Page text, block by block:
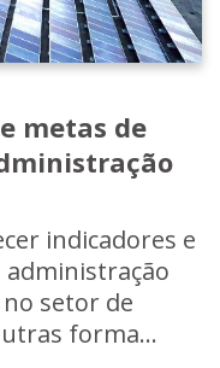
metas de
indicadores e
administração
setor de
forma...